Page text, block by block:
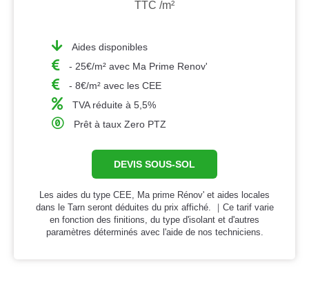
TTC /m²
Aides disponibles
- 25€/m² avec Ma Prime Renov'
- 8€/m² avec les CEE
TVA réduite à 5,5%
Prêt à taux Zero PTZ
DEVIS SOUS-SOL
Les aides du type CEE, Ma prime Rénov' et aides locales
dans le Tarn seront déduites du prix affiché. ｜Ce tarif varie
en fonction des finitions, du type d'isolant et d'autres
paramètres déterminés avec l'aide de nos techniciens.